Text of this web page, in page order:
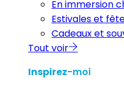
En immersion
Estivales et
Cadeaux et
Tout voir
Inspirez-moi